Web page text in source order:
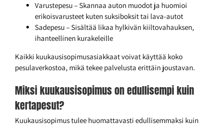
Varustepesu – Skannaa auton muodot ja huomioi
erikoisvarusteet kuten suksiboksit tai lava-autot
Sadepesu – Sisältää likaa hylkivän kiiltovahauksen,
ihanteellinen kurakeleille
Kaikki kuukausisopimusasiakkaat voivat käyttää koko
pesulaverkostoa, mikä tekee palvelusta erittäin joustavan.
Miksi kuukausisopimus on edullisempi kuin
kertapesut?
Kuukausisopimus tulee huomattavasti edullisemmaksi kuin